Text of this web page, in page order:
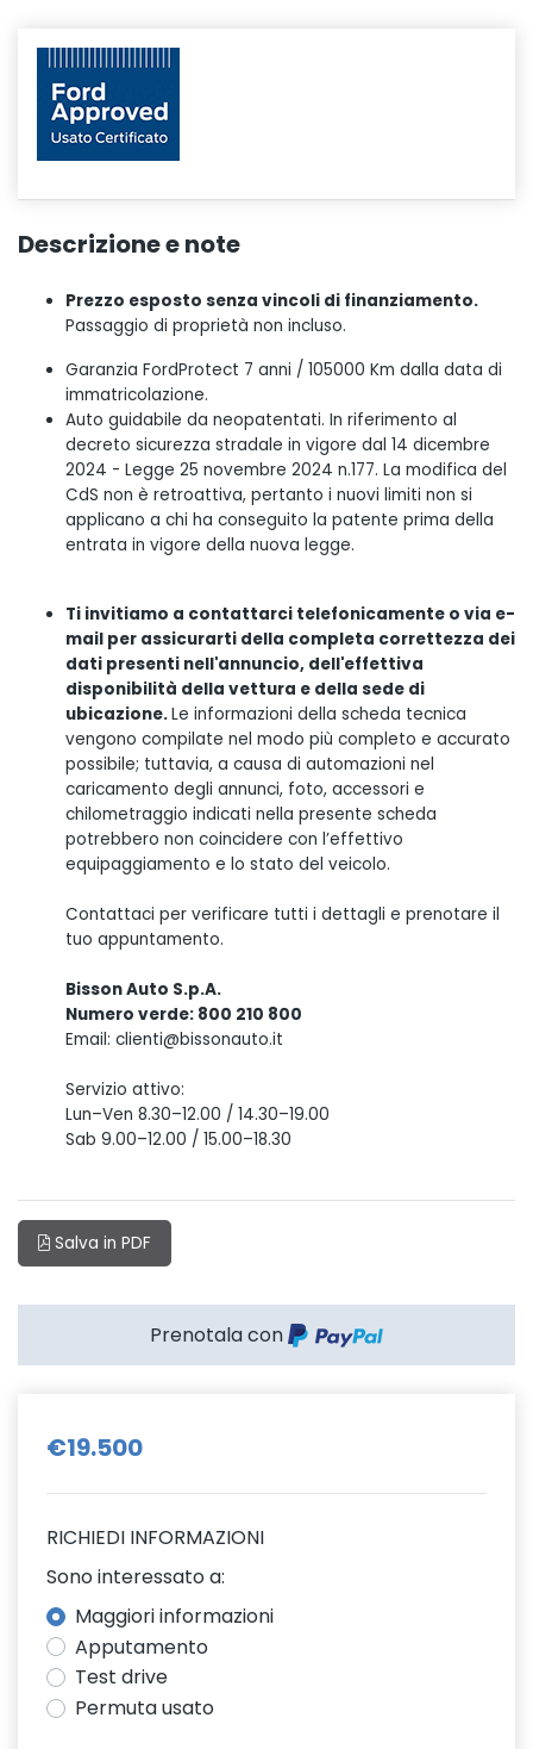
Descrizione e note
Prezzo esposto senza vincoli di finanziamento.
Passaggio di proprietà non incluso.
Garanzia FordProtect 7 anni / 105000 Km dalla data di
immatricolazione.
Auto guidabile da neopatentati. In riferimento al
decreto sicurezza stradale in vigore dal 14 dicembre
2024 - Legge 25 novembre 2024 n.177. La modifica del
CdS non è retroattiva, pertanto i nuovi limiti non si
applicano a chi ha conseguito la patente prima della
entrata in vigore della nuova legge.
Ti invitiamo a contattarci telefonicamente o via e-
mail per assicurarti della completa correttezza dei
dati presenti nell'annuncio, dell'effettiva
disponibilità della vettura e della sede di
ubicazione.Le informazioni della scheda tecnica
vengono compilate nel modo più completo e accurato
possibile; tuttavia, a causa di automazioni nel
caricamento degli annunci, foto, accessori e
chilometraggio indicati nella presente scheda
potrebbero non coincidere con l’effettivo
equipaggiamento e lo stato del veicolo.
Contattaci per verificare tutti i dettagli e prenotare il
tuo appuntamento.
Bisson Auto S.p.A.
Numero verde: 800 210 800
Email: clienti@bissonauto.it
Servizio attivo:
Lun–Ven 8.30–12.00 / 14.30–19.00
Sab 9.00–12.00 / 15.00–18.30
Salva in PDF
Prenotala con
€19.500
RICHIEDI INFORMAZIONI
Sono interessato a:
Maggiori informazioni
Apputamento
Test drive
Permuta usato